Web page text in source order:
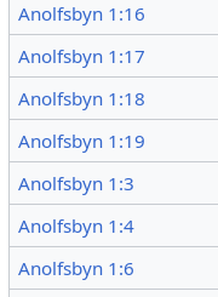
Anolfsbyn 1:16
Anolfsbyn 1:17
Anolfsbyn 1:18
Anolfsbyn 1:19
Anolfsbyn 1:3
Anolfsbyn 1:4
Anolfsbyn 1:6